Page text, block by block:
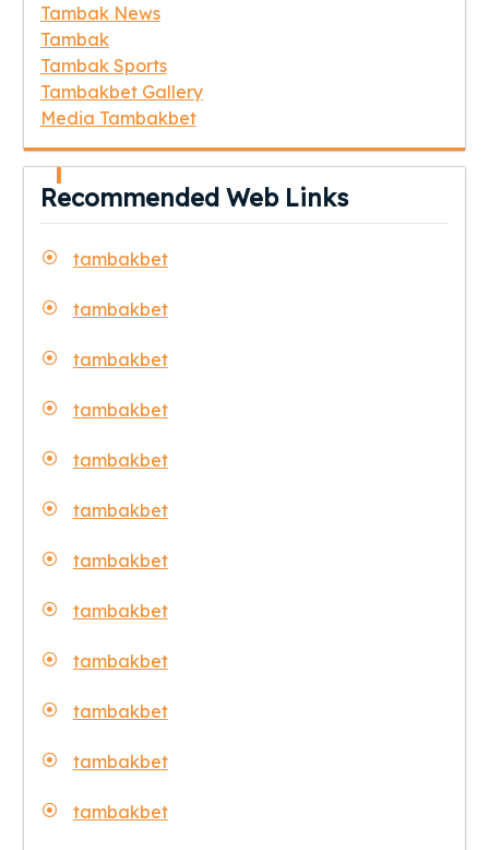
Tambak News
Tambak
Tambak Sports
Tambakbet Gallery
Media Tambakbet
Recommended Web Links
tambakbet
tambakbet
tambakbet
tambakbet
tambakbet
tambakbet
tambakbet
tambakbet
tambakbet
tambakbet
tambakbet
tambakbet